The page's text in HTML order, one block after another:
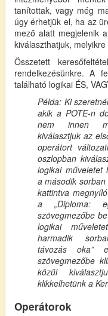
tanítottak, vagy még
úgy érhetjük el, ha az
mező alatt megjelenik
kiválaszthatjuk,
Összetett
rendelkezésünkre. A
található logikai ÉS,
Példa: Ki
akik a POTE-n
nem innen
kiválasztjuk az
operátort
oszlopban
logikai műveletet
a második sorban
kattintva
a „Diploma:
szövegmezőbe
logikai
harmadik
távozás oka”
szövegmezőbe
közül
klikkelhetünk a
Operátorok